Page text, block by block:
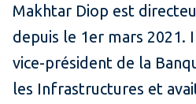
Makhtar Diop est
depuis le 1er mars 2021.
vice-président de la
les Infrastructures et